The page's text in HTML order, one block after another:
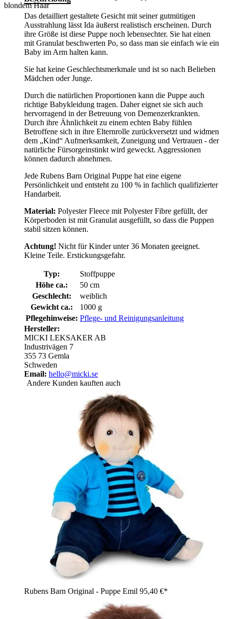
blondem Haar
Das detailliert gestaltete Gesicht mit seiner gutmütigen
Ausstrahlung lässt Ida äußerst realistisch erscheinen. Durch
ihre Größe ist diese Puppe noch lebensechter. Sie hat einen
mit Granulat beschwerten Po, so dass man sie einfach wie ein
Baby im Arm halten kann.
Sie hat keine Geschlechtsmerkmale und ist so nach Belieben
Mädchen oder Junge.
Durch die natürlichen Proportionen kann die Puppe auch
richtige Babykleidung tragen. Daher eignet sie sich auch
hervorragend in der Betreuung von Demenzerkrankten.
Durch ihre Ähnlichkeit zu einem echten Baby fühlen
Betroffene sich in ihre Elternrolle zurückversetzt und widmen
dem „Kind“ Aufmerksamkeit, Zuneigung und Vertrauen - der
natürliche Fürsorgeinstinkt wird geweckt. Aggressionen
können dadurch abnehmen.
Jede Rubens Barn Original Puppe hat eine eigene
Persönlichkeit und entsteht zu 100 % in fachlich qualifizierter
Handarbeit.
Material: Polyester Fleece mit Polyester Fibre gefüllt, der
Körperboden ist mit Granulat ausgefüllt, so dass die Puppen
stabil sitzen können.
Achtung! Nicht für Kinder unter 36 Monaten geeignet.
Kleine Teile. Erstickungsgefahr.
Typ:
Stoffpuppe
Höhe ca.:
50 cm
Geschlecht:
weiblich
Gewicht ca.:
1000 g
Pflegehinweise: Pflege- und Reinigungsanleitung
Hersteller:
MICKI LEKSAKER AB
Industrivägen 7
355 73 Gemla
Schweden
Email: hello@micki.se
Andere Kunden kauften auch
Rubens Barn Original - Puppe Emil 95,40 €*